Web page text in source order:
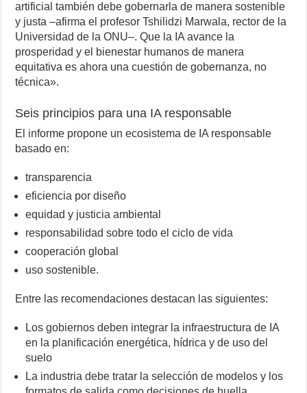
artificial también debe gobernarla de manera sostenible
y justa –afirma el profesor Tshilidzi Marwala, rector de la
Universidad de la ONU–. Que la IA avance la
prosperidad y el bienestar humanos de manera
equitativa es ahora una cuestión de gobernanza, no
técnica».
Seis principios para una IA responsable
El informe propone un ecosistema de IA responsable
basado en:
transparencia
eficiencia por diseño
equidad y justicia ambiental
responsabilidad sobre todo el ciclo de vida
cooperación global
uso sostenible.
Entre las recomendaciones destacan las siguientes:
Los gobiernos deben integrar la infraestructura de IA
en la planificación energética, hídrica y de uso del
suelo
La industria debe tratar la selección de modelos y los